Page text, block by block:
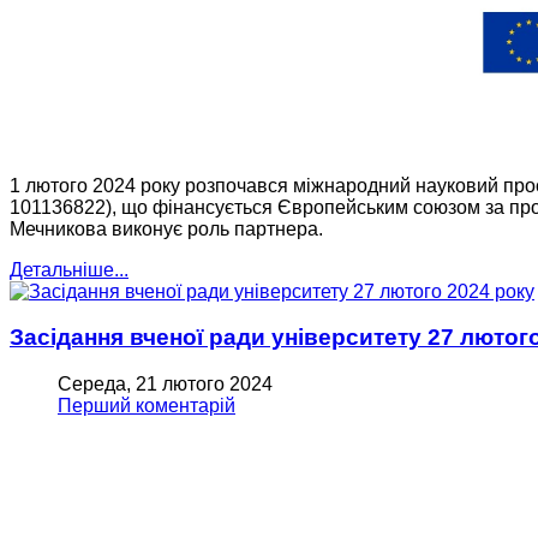
1 лютого 2024 року розпочався міжнародний науковий
101136822), що фінансується Європейським союзом за
Мечникова виконує роль партнера.
Детальніше...
Засідання вченої ради університету 27
Середа, 21 лютого 2024
Перший коментарій